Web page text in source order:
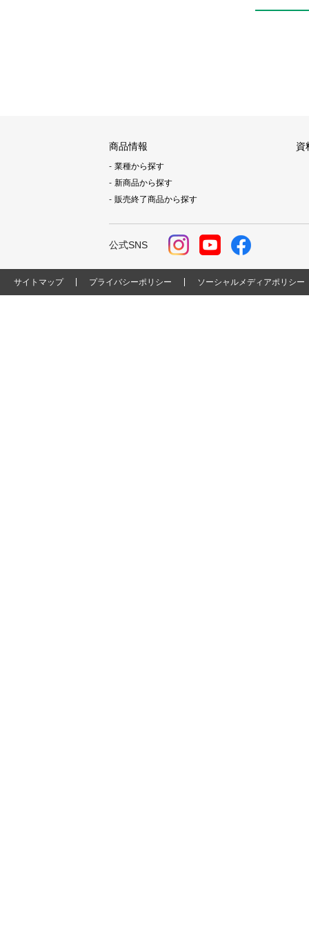
商品情報
業種から探す
新商品から探す
販売終了商品から探す
資
公式SNS
サイトマップ プライバシーポリシー ソーシャルメディアポリシー